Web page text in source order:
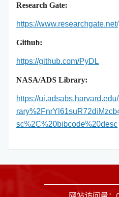
Research Gate:
https://
Github:
https://github.com/PyDL
NASA/ADS Library:
https://
sc%2C%20bibcode%20desc